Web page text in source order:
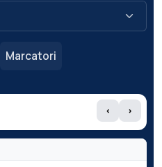
Marcatori
‹ ›